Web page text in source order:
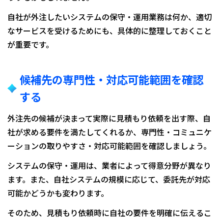
自社が外注したいシステムの保守・運用業務は何か、適切
なサービスを受けるためにも、具体的に整理しておくこと
が重要です。
候補先の専門性・対応可能範囲を確認
する
外注先の候補が決まって実際に見積もり依頼を出す際、自
社が求める要件を満たしてくれるか、専門性・コミュニケ
ーションの取りやすさ・対応可能範囲を確認しましょう。
システムの保守・運用は、業者によって得意分野が異なり
ます。また、自社システムの規模に応じて、委託先が対応
可能かどうかも変わります。
そのため、見積もり依頼時に自社の要件を明確に伝えるこ